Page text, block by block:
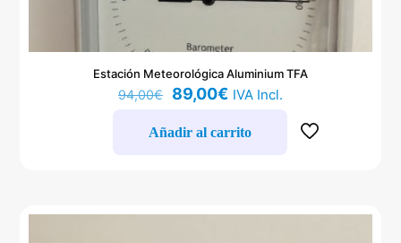
Estación Meteorológica Aluminium TFA
94,00€
El
precio
original
era:
89,00€El
actual
es:
IVA Incl.
Añadir al carrito